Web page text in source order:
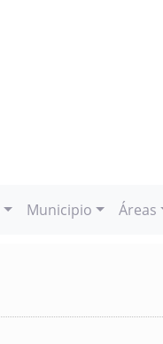
Municipio Áreas